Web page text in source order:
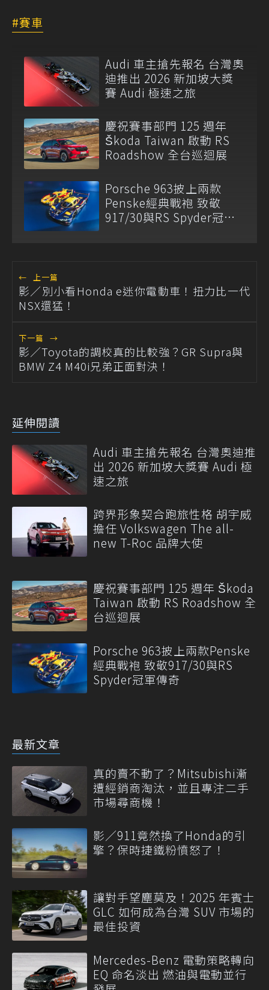
賽車
Audi 車主搶先報名 台灣奧
迪推出 2026 新加坡大獎
賽 Audi 極速之旅
慶祝賽事部門 125 週年
Škoda Taiwan 啟動 RS
Roadshow 全台巡迴展
Porsche 963披上兩款
Penske經典戰袍 致敬
917/30與RS Spyder冠軍
← 上一篇
影／別小看Honda e迷你電動車！扭力比一代
NSX還猛！
下一篇 →
影／Toyota的調校真的比較強？GR Supra與
BMW Z4 M40i兄弟正面對決！
延伸閱讀
Audi 車主搶先報名 台灣奧迪推
出 2026 新加坡大獎賽 Audi 極
速之旅
跨界形象契合跑旅性格 胡宇威
擔任 Volkswagen The all-
new T-Roc 品牌大使
慶祝賽事部門 125 週年 Škoda
Taiwan 啟動 RS Roadshow 全
台巡迴展
Porsche 963披上兩款Penske
經典戰袍 致敬917/30與RS
Spyder冠軍傳奇
最新文章
真的賣不動了？Mitsubishi漸
遭經銷商淘汰，並且專注二手
市場尋商機！
影／911竟然換了Honda的引
擎？保時捷鐵粉憤怒了！
讓對手望塵莫及！2025 年賓士
GLC 如何成為台灣 SUV 市場的
最佳投資
Mercedes-Benz 電動策略轉向
EQ 命名淡出 燃油與電動並行